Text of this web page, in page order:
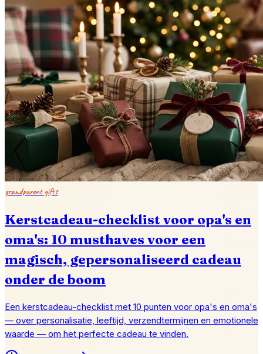
grandparent gifts
Kerstcadeau-checklist voor opa's en
oma's: 10 musthaves voor een
magisch, gepersonaliseerd cadeau
onder de boom
Een kerstcadeau-checklist met 10 punten voor opa's en oma's
— over personalisatie, leeftijd, verzendtermijnen en emotionele
waarde — om het perfecte cadeau te vinden.